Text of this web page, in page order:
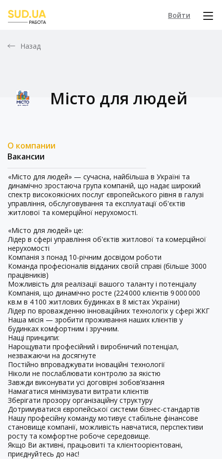
Войти
Назад
Місто для людей
О компании
Вакансии
«Micтo для людей» — сучасна, найбільша в Україні та
динамічно зростаюча група компаній, що надає широкий
спектр високоякісних послуг європейського рівня в галузі
управління, обслуговування та експлуатації об'єктів
житлової та комерційної нерухомості.
«Місто для людей» це:
Лідер в сфері управління об'єктів житлової та комерційної
нерухомості
Компанія з понад 10-річним досвідом роботи
Команда професіоналів відданих своїй справі (більше 3000
працівників)
Можливість для реалізації вашого таланту і потенціалу
Компанія, що динамічно росте (224 000 клієнтів 9 000 000
кв.м в 4 100 житлових будинках в 8 містах України)
Лідер по вроважденню інноваційних технологіх у сфері ЖКГ
Наша місія — зробити проживання наших клієнтів у
будинках комфортним і зручним.
Нащі принципи:
Нарощувати професійний і виробничий потенціал,
незважаючи на досягнуте
Постійно впроваджувати іноваційні технології
Ніколи не послаблювати контролю за якістю
Завжди виконувати усі договірні зобов’язання
Намагатися мінімізувати витрати клієнтів
Зберігати прозору організаційну структуру
Дотримуватися європейської системи бізнес-стандартів
Нашу професійну команду мотивує стабільне фінансове
становище компанії, можливість навчатися, перспективи
росту та комфортне робоче середовище.
Якщо Ви активні, працьовиті та клієнтоорієнтовані,
приєднуйтесь до нас!